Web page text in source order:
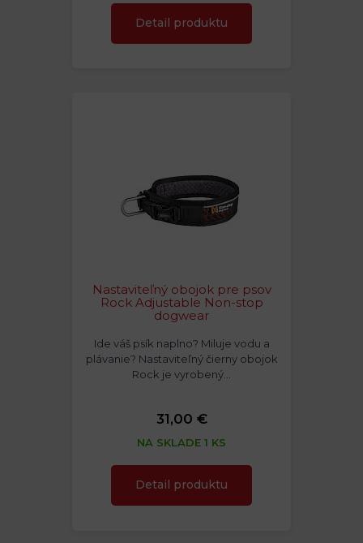
Detail produktu
Nastaviteľný obojok pre psov
Rock Adjustable Non-stop
dogwear
Ide váš psík naplno? Miluje vodu a
plávanie? Nastaviteľný čierny obojok
Rock je vyrobený…
31,00 €
NA SKLADE 1 KS
Detail produktu